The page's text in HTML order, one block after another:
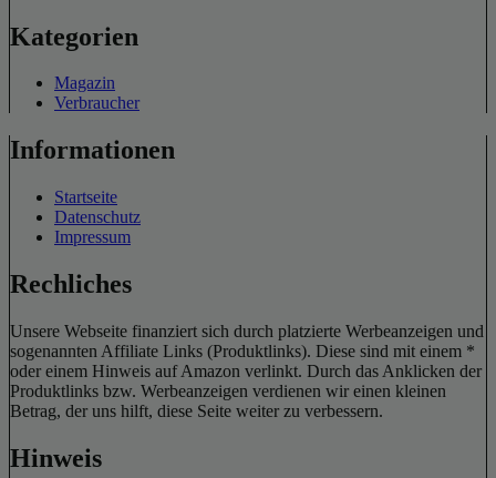
Kategorien
Magazin
Verbraucher
Informationen
Startseite
Datenschutz
Impressum
Rechliches
Unsere Webseite finanziert sich durch platzierte Werbeanzeigen und
sogenannten Affiliate Links (Produktlinks). Diese sind mit einem *
oder einem Hinweis auf Amazon verlinkt. Durch das Anklicken der
Produktlinks bzw. Werbeanzeigen verdienen wir einen kleinen
Betrag, der uns hilft, diese Seite weiter zu verbessern.
Hinweis